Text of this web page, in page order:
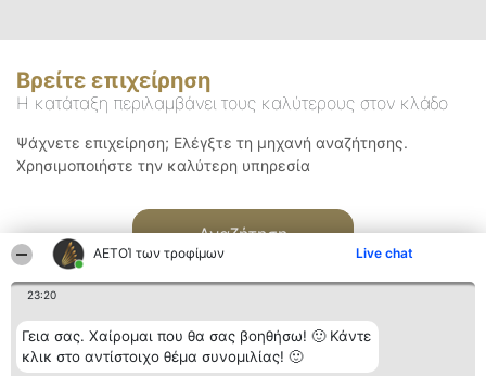
ΑΕΤΟΊ των τροφίμων Live chat
23:20
Γεια σας. Χαίρομαι που θα σας βοηθήσω! 🙂 Κάντε
κλικ στο αντίστοιχο θέμα συνομιλίας! 🙂
Βρείτε επιχείρηση
Η κατάταξη περιλαμβάνει τους καλύτερους στον κλάδο
Ψάχνετε επιχείρηση; Ελέγξτε τη μηχανή αναζήτησης.
Χρησιμοποιήστε την καλύτερη υπηρεσία
Αναζήτηση